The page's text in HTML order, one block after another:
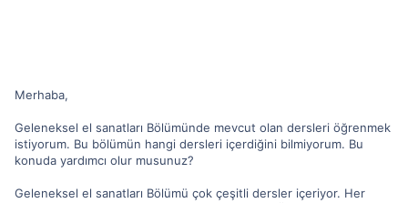
Merhaba,
Geleneksel el sanatları Bölümünde mevcut olan dersleri öğrenmek
istiyorum. Bu bölümün hangi dersleri içerdiğini bilmiyorum. Bu
konuda yardımcı olur musunuz?
Geleneksel el sanatları Bölümü çok çeşitli dersler içeriyor. Her